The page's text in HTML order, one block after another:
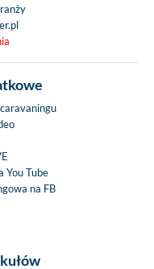
You Tube
na FB